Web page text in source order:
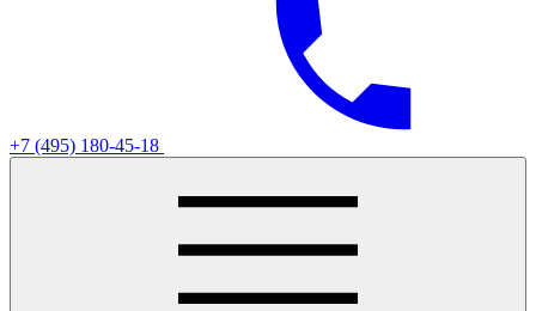
+7 (495) 180-45-18